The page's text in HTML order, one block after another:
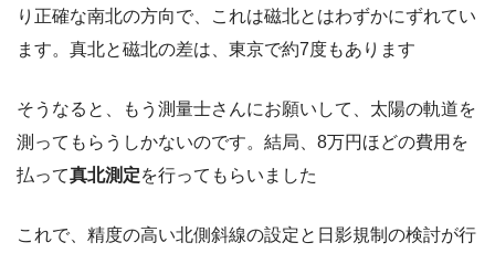
り正確な南北の方向で、これは磁北とはわずかにずれてい
ます。真北と磁北の差は、東京で約7度もあります
そうなると、もう測量士さんにお願いして、太陽の軌道を
測ってもらうしかないのです。結局、8万円ほどの費用を
払って真北測定を行ってもらいました
これで、精度の高い北側斜線の設定と日影規制の検討が行